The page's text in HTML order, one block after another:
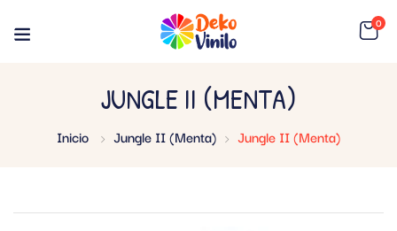
0
JUNGLE II (MENTA)
Inicio Jungle II (Menta) Jungle II (Menta)